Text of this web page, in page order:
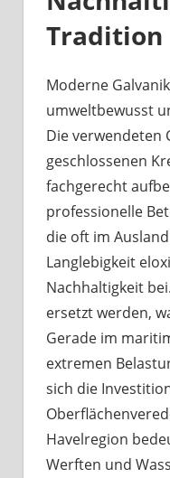
Tradition
Moderne
umweltbewusst
Die verwendeten
geschlossenen
fachgerecht
professionelle
die oft im
Langlebigkeit
Nachhaltigkeit
ersetzt werden,
Gerade im
extremen
sich die
Havelregion
Werften und